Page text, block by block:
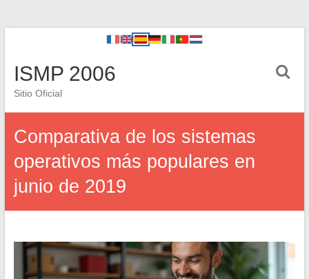
ISMP 2006
Sitio Oficial
Comparativa de los sistemas
operativos más populares en
junio de 2019